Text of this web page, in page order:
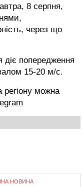
8 серпня,
через що
діє попередження
15-20 м/с.
регіону можна
НОВИНА